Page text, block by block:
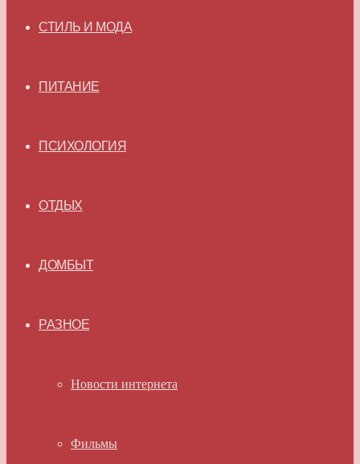
СТИЛЬ И МОДА
ПИТАНИЕ
ПСИХОЛОГИЯ
ОТДЫХ
ДОМБЫТ
РАЗНОЕ
Новости интернета
Фильмы